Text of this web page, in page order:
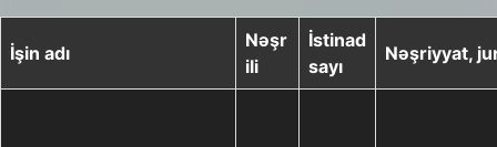
İşin adı
Nəşr
ili
İstinad
sayı
Nəşriyyat,